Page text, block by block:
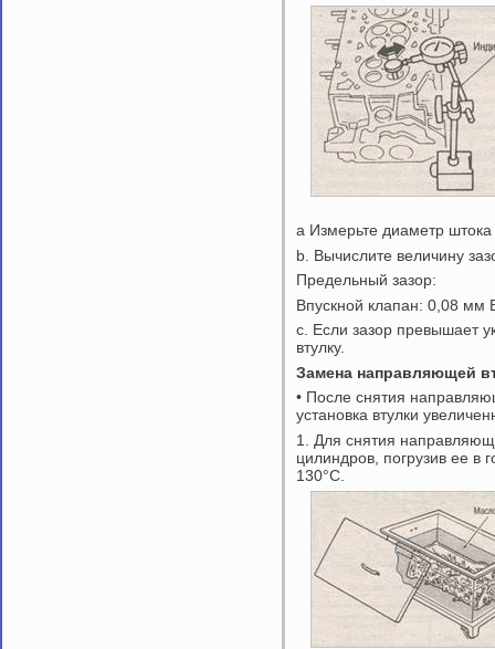
а Измерьте диаметр
b. Вычислите величину
Предельный зазор:
Впускной клапан: 0,08 мм
c. Если зазор превышает
втулку.
Замена направляющей
• После снятия
установка втулки
1. Для снятия
цилиндров, погрузив ее в
130°С.